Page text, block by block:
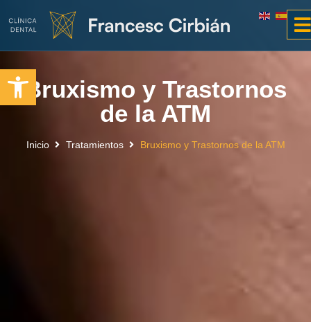
Abrir barra de herramientas
Bruxismo y Trastornos
de la ATM
Inicio Tratamientos Bruxismo y Trastornos de la ATM